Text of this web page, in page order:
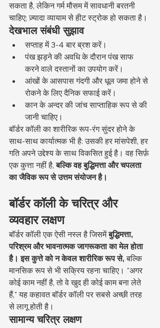
सकता है, लेकिन गर्म मौसम में सावधानी बरतनी
चाहिए; ज़्यादा व्यायाम से हीट स्ट्रोक हो सकता है।
देखभाल संबंधी सुझाव
सप्ताह में 3-4 बार ब्रश करें।
पंख झड़ने की अवधि के दौरान पंख साफ
करने वाले दस्तानों का उपयोग करें।
आंखों के आसपास गंदगी और धूल जमा होने से
रोकने के लिए दैनिक सफाई करें।
कान के अन्दर की जांच साप्ताहिक रूप से की
जानी चाहिए।
बॉर्डर कॉली का शारीरिक रूप-रंग सुंदर होने के
साथ-साथ कार्यात्मक भी है: उसकी हर मांसपेशी, हर
गति अपने उद्देश्य के साथ विकसित हुई है। वह सिर्फ़
एक कुत्ता नहीं है, बल्कि वह बुद्धिमत्ता और चपलता
का जैविक रूप से उत्तम संयोजन है।
बॉर्डर कॉली के चरित्र और
व्यवहार लक्षण
बॉर्डर कॉली एक ऐसी नस्ल है जिसमें बुद्धिमत्ता,
परिश्रम और भावनात्मक जागरूकता का मेल होता
है। इस कुत्ते को न केवल शारीरिक रूप से, बल्कि
मानसिक रूप से भी सक्रिय रहना चाहिए। "अगर
कोई काम नहीं है, तो वे खुद ही कोई काम बना लेते
हैं," यह कहावत बॉर्डर कॉली पर सबसे अच्छी तरह
से लागू होती है।
सामान्य चरित्र लक्षण